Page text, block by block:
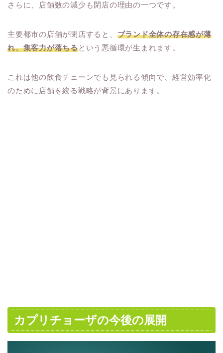
さらに、店舗数の減少も閉店の理由の一つです。
主要都市の店舗が閉店すると、 ブランド全体の存在感が薄
れ、集客力が落ちるという悪循環が生まれます。
これは他の飲食チェーンでも見られる傾向で、経営効率化
のために店舗を絞る戦略が背景にあります。
カプリチョーザの今後の展開